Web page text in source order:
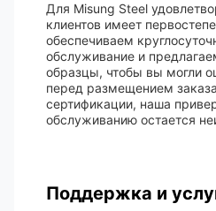
Для Misung Steel
клиентов имеет
обеспечиваем
обслуживание и
образцы, чтобы вы могли
перед размещением
сертификации, наша
обслуживанию остается
Поддержка и